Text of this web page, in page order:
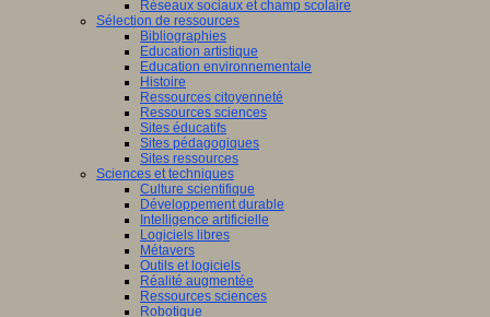
Réseaux sociaux et champ scolaire
Sélection de ressources
Bibliographies
Education artistique
Education environnementale
Histoire
Ressources citoyenneté
Ressources sciences
Sites éducatifs
Sites pédagogiques
Sites ressources
Sciences et techniques
Culture scientifique
Développement durable
Intelligence artificielle
Logiciels libres
Métavers
Outils et logiciels
Réalité augmentée
Ressources sciences
Robotique